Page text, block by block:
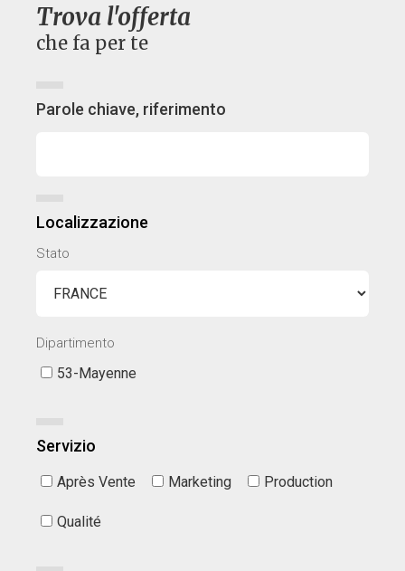
Trova l'offerta
che fa per te
Parole chiave, riferimento
Localizzazione
Stato
Dipartimento
53-Mayenne
Servizio
Après Vente Marketing Production
Qualité